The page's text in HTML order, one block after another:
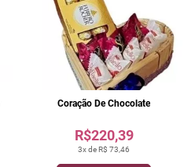
3x de R$ 73,46
R$220,39
Coração De Chocolate